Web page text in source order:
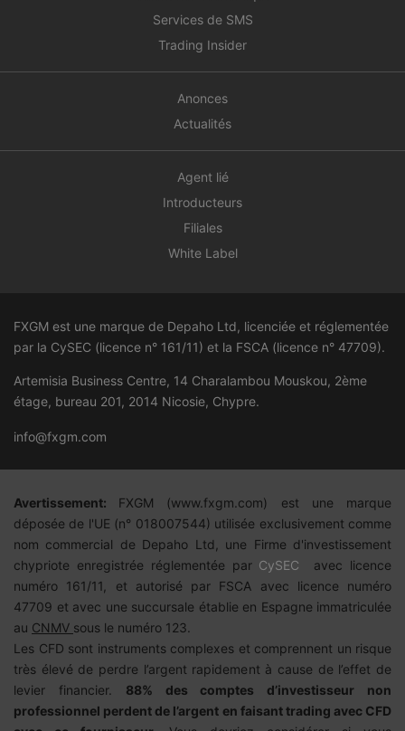
Services de SMS
Trading Insider
Anonces
Actualités
Agent lié
Introducteurs
Filiales
White Label
FXGM est une marque de Depaho Ltd, licenciée et réglementée
par la CySEC (licence n° 161/11) et la FSCA (licence n° 47709).
Artemisia Business Centre, 14 Charalambou Mouskou, 2ème
étage, bureau 201, 2014 Nicosie, Chypre.
info@fxgm.com
Avertissement: FXGM (www.fxgm.com) est une marque
déposée de l'UE (n° 018007544) utilisée exclusivement comme
nom commercial de Depaho Ltd, une Firme d'investissement
chypriote enregistrée réglementée par CySEC avec licence
numéro 161/11, et autorisé par FSCA avec licence numéro
47709 et avec une succursale établie en Espagne immatriculée
au CNMV sous le numéro 123.
Les CFD sont instruments complexes et comprennent un risque
très élevé de perdre l’argent rapidement à cause de l’effet de
levier financier. 88% des comptes d’investisseur non
professionnel perdent de l’argent en faisant trading avec CFD